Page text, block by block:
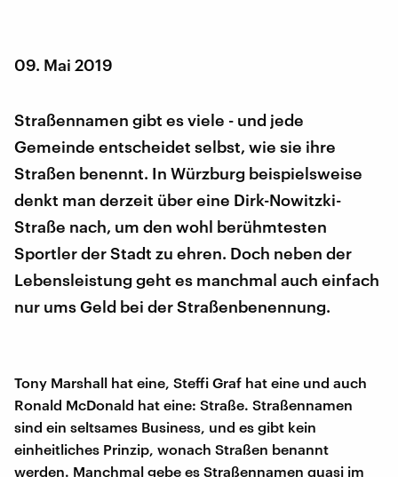
09. Mai 2019
Straßennamen gibt es viele - und jede
Gemeinde entscheidet selbst, wie sie ihre
Straßen benennt. In Würzburg beispielsweise
denkt man derzeit über eine Dirk-Nowitzki-
Straße nach, um den wohl berühmtesten
Sportler der Stadt zu ehren. Doch neben der
Lebensleistung geht es manchmal auch einfach
nur ums Geld bei der Straßenbenennung.
Tony Marshall hat eine, Steffi Graf hat eine und auch
Ronald McDonald hat eine: Straße. Straßennamen
sind ein seltsames Business, und es gibt kein
einheitliches Prinzip, wonach Straßen benannt
werden. Manchmal gebe es Straßennamen quasi im